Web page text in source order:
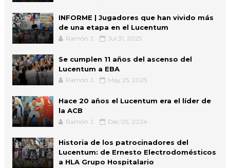
INFORME | Jugadores que han vivido más
de una etapa en el Lucentum
Ramón J. Jul 31, 2025
Se cumplen 11 años del ascenso del
Lucentum a EBA
Ramón J. May 25, 2025
Hace 20 años el Lucentum era el líder de
la ACB
Ramón J. Dec 05, 2024
Historia de los patrocinadores del
Lucentum: de Ernesto Electrodomésticos
a HLA Grupo Hospitalario